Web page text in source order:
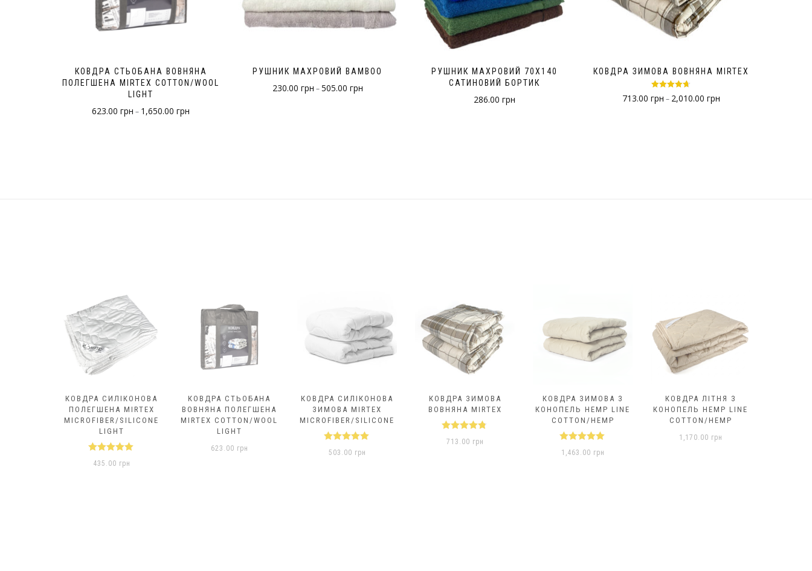
КОВДРА СТЬОБАНА ВОВНЯНА
ПОЛЕГШЕНА MIRTEX COTTON/WOOL
LIGHT
623.00грн – 1,650.00грн
РУШНИК МАХРОВИЙ BAMBOO
230.00 грн –505.00 грн
РУШНИК МАХРОВИЙ 70Х140
САТИНОВИЙ БОРТИК
286.00 грн
КОВДРА ЗИМОВА ВОВНЯНА MIRTEX
Оцінено в
4.67 з 5
713.00 грн – 2,010.00 грн
КОВДРА СИЛІКОНОВА
ПОЛЕГШЕНА MIRTEX
MICROFIBER/SILICONE
LIGHT
Оцінено в
5.00з 5
435.00 грн
КОВДРА СТЬОБАНА
ВОВНЯНА ПОЛЕГШЕНА
MIRTEX COTTON/WOOL
LIGHT
623.00 грн
КОВДРА СИЛІКОНОВА
ЗИМОВА MIRTEX
MICROFIBER/SILICONE
Оцінено в
5.00з 5
503.00 грн
КОВДРА ЗИМОВА
ВОВНЯНА MIRTEX
Оцінено в
4.67з 5
713.00 грн
КОВДРА ЗИМОВА З
КОНОПЕЛЬ HEMP LINE
COTTON/HEMP
Оцінено в
5.00з 5
1,463.00 грн
КОВДРА ЛІТНЯ З
КОНОПЕЛЬ HEMP LINE
COTTON/HEMP
1,170.00 грн